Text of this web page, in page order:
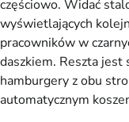
częściowo. Widać
wyświetlających
pracowników w
daszkiem. Reszta
hamburgery z obu
automatycznym